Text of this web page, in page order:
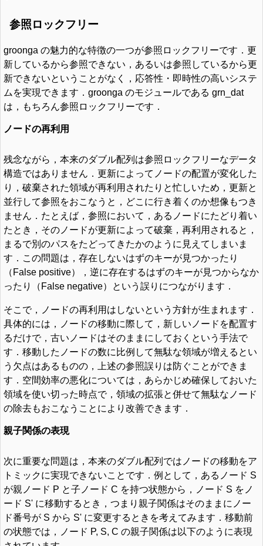
参照ロックフリー
groonga の魅力的な特徴の一つが参照ロックフリーです．更
新しているから参照できない，あるいは参照しているから更
新できないということがなく，応答性・即時性の高いシステ
ムを実現できます．groonga のモジュールである grn_dat
は，もちろん参照ロックフリーです．
ノードの再利用
残念ながら，本来のダブル配列は参照ロックフリーなデータ
構造ではありません．更新によってノードの配置が変化した
り，破棄された領域が再利用されたりと忙しいため，更新と
並行して参照をおこなうと，どこに行き着くのか想像もつき
ません．たとえば，参照において，あるノードにたどり着い
たとき，そのノードが更新によって破棄，再利用されると，
まるで別のパスをたどってきたかのように見えてしまいま
す．この問題は，存在しないはずのキーが見つかったり
（False positive），逆に存在するはずのキーが見つからなか
ったり（False negative）という誤りにつながります．
そこで，ノードの再利用はしないという方針が生まれます．
具体的には，ノードの移動に際して，新しいノードを配置す
るだけで，古いノードはそのままにしておくという手法で
す．移動したノードの数に比例して無駄な領域が増えるとい
う欠点はあるものの，上述の参照誤りは防ぐことができま
す．空間効率の悪化については，あらかじめ確保しておいた
領域を使い切った時点で，領域の拡張と併せて無駄なノード
の除去もおこなうことにより改善できます．
親子関係の表現
次に重要な問題は，本来のダブル配列ではノードの移動をア
トミックに実現できないことです．例として，あるノード S
が親ノード P と子ノード C を持つ状態から，ノード S をノ
ード S' に移動するとき，つまり親子関係はそのままにノー
ド番号が S から S' に変更するときを考えてみます．移動前
の状態では，ノード P, S, C の親子関係は以下のように表現